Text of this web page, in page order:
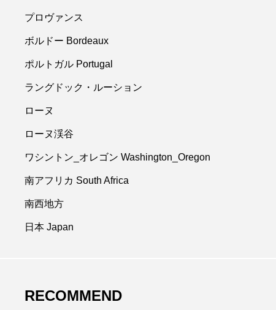
プロヴァンス
ボルドー Bordeaux
ポルトガル Portugal
ラングドック・ルーション
ローヌ
ローヌ渓谷
ワシントン_オレゴン Washington_Oregon
南アフリカ South Africa
南西地方
日本 Japan
RECOMMEND